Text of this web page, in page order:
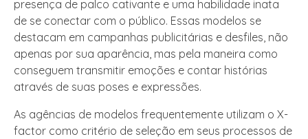
presença de palco cativante e uma habilidade inata
de se conectar com o público. Essas modelos se
destacam em campanhas publicitárias e desfiles, não
apenas por sua aparência, mas pela maneira como
conseguem transmitir emoções e contar histórias
através de suas poses e expressões.
As agências de modelos frequentemente utilizam o X-
factor como critério de seleção em seus processos de